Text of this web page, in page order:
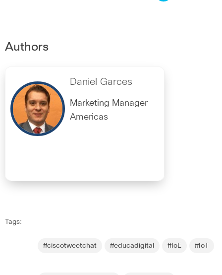
Authors
Daniel Garces
Marketing Manager
Americas
Tags:
#ciscotweetchat #educadigital #IoE #IoT